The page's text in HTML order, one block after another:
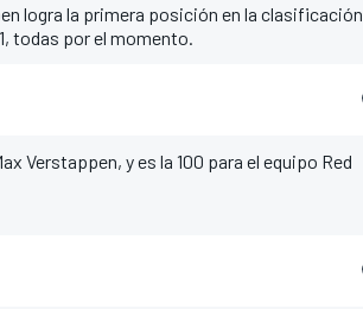
logra la primera posición en la clasificación
todas por el momento.
Verstappen, y es la 100 para el equipo Red